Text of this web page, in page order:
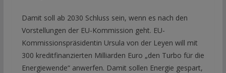
Damit soll ab 2030 Schluss sein, wenn es nach den
Vorstellungen der EU-Kommission geht. EU-
Kommissionspräsidentin Ursula von der Leyen will mit
300 kreditfinanzierten Milliarden Euro „den Turbo für die
Energiewende“ anwerfen. Damit sollen Energie gespart,